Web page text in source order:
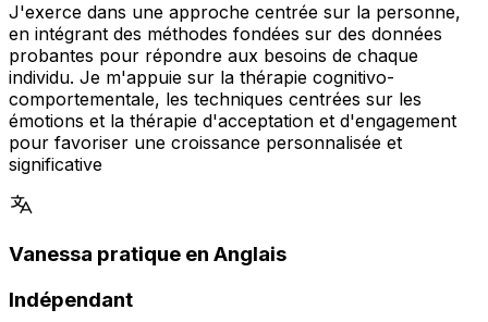
J'exerce dans une approche centrée sur la personne,
en intégrant des méthodes fondées sur des données
probantes pour répondre aux besoins de chaque
individu. Je m'appuie sur la thérapie cognitivo-
comportementale, les techniques centrées sur les
émotions et la thérapie d'acceptation et d'engagement
pour favoriser une croissance personnalisée et
significative
Vanessa pratique en Anglais
Indépendant